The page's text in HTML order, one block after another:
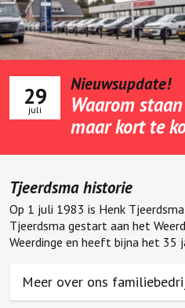
29
juli
Nieuwsupdate!
Waarom
maar kort te
Tjeerdsma historie
Op 1 juli 1983 is Henk
Tjeerdsma gestart aan het
Weerdinge en heeft bijna het 35
Meer over ons